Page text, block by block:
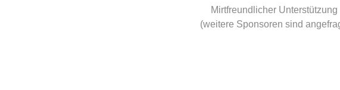
Mirtfreundlicher Unterstützung
(weitere Sponsoren sind